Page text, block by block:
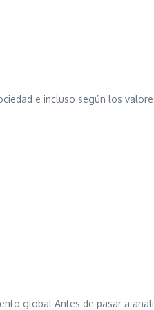
e incluso según los
global Antes de pasar a